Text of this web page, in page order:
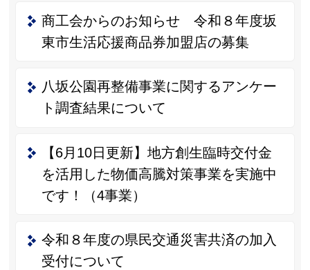
商工会からのお知らせ 令和８年度坂
東市生活応援商品券加盟店の募集
八坂公園再整備事業に関するアンケー
ト調査結果について
【6月10日更新】地方創生臨時交付金
を活用した物価高騰対策事業を実施中
です！（4事業）
令和８年度の県民交通災害共済の加入
受付について